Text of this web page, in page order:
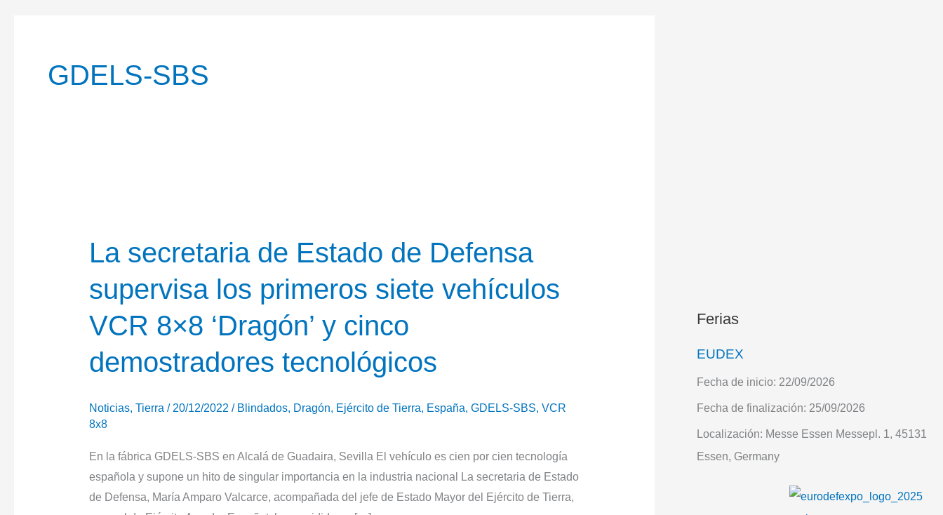
GDELS-SBS
La secretaria de Estado de Defensa
supervisa los primeros siete vehículos
VCR 8×8 ‘Dragón’ y cinco
demostradores tecnológicos
Noticias, Tierra/20/12/2022 / Blindados, Dragón, Ejército de Tierra, España, GDELS-SBS, VCR
8x8
En la fábrica GDELS-SBS en Alcalá de Guadaira, Sevilla El vehículo es cien por cien tecnología
española y supone un hito de singular importancia en la industria nacional La secretaria de Estado
de Defensa, María Amparo Valcarce, acompañada del jefe de Estado Mayor del Ejército de Tierra,
Ferias
EUDEX
Fecha de inicio: 22/09/2026
Fecha de finalización: 25/09/2026
Localización: Messe Essen Messepl. 1, 45131
Essen, Germany